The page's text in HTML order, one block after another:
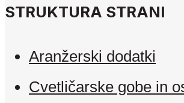
STRUKTURA STRANI
Aranžerski dodatki
Cvetličarske gobe in